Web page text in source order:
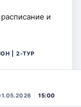
и
| 2-ТУР
15:00